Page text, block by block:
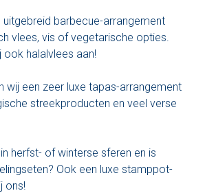
Utrecht
uitgebreid barbecue-arrangement
vlees, vis of vegetarische opties.
ook halalvlees aan!
wij een zeer luxe tapas-arrangement
streekproducten en veel verse
herfst- of winterse sferen en is
Ook een luxe stamppot-
ons!